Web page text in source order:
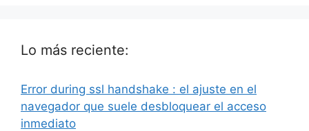
Lo más reciente:
Error during ssl handshake : el ajuste en el
navegador que suele desbloquear el acceso
inmediato